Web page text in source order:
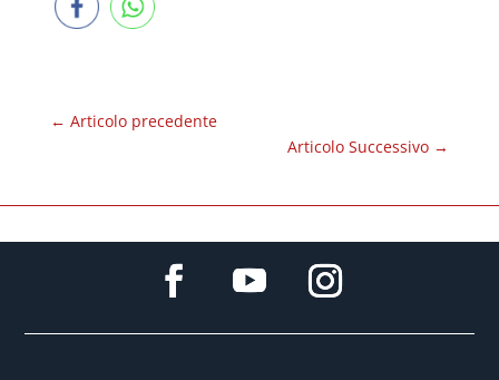
← Articolo precedente
Articolo Successivo →